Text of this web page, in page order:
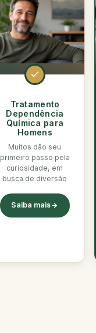
Tratamento
Dependência
Química para
Homens
Muitos dão seu
primeiro passo pela
curiosidade, em
busca de diversão
Saiba mais